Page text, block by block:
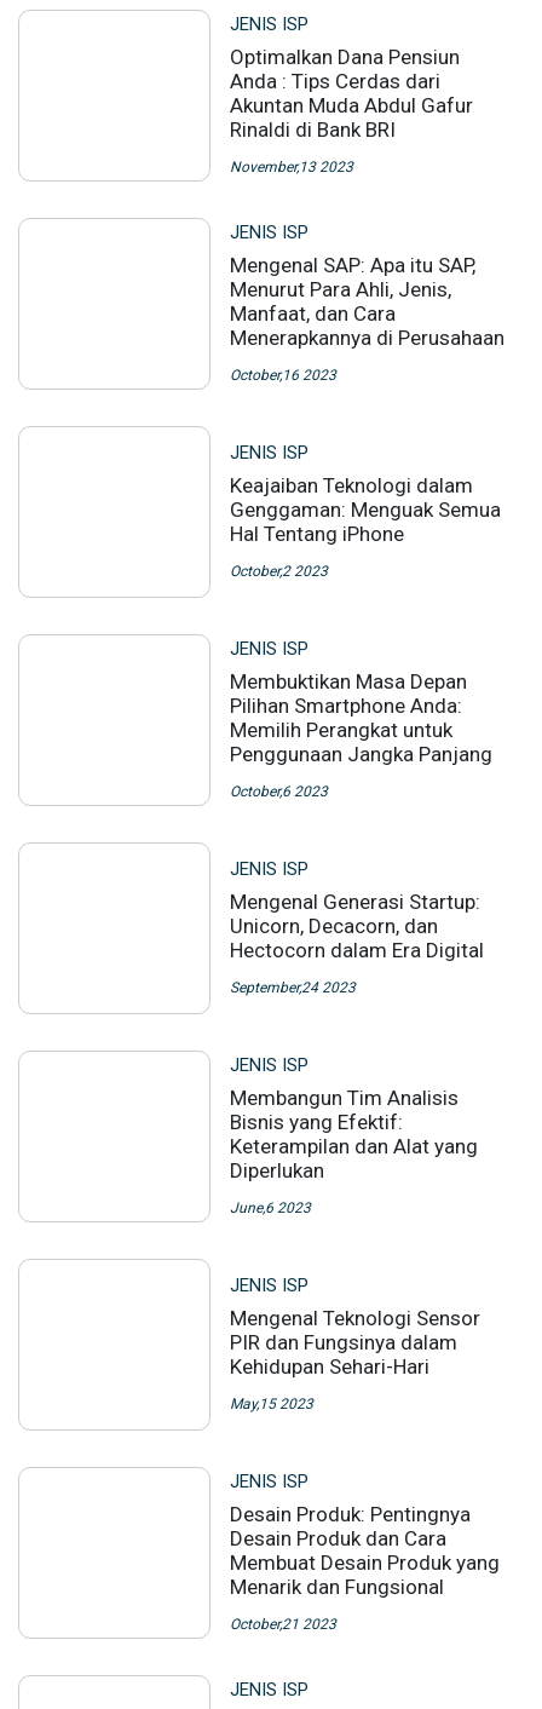
JENIS ISP
Optimalkan Dana Pensiun
Anda : Tips Cerdas dari
Akuntan Muda Abdul Gafur
Rinaldi di Bank BRI
November,13 2023
JENIS ISP
Mengenal SAP: Apa itu SAP,
Menurut Para Ahli, Jenis,
Manfaat, dan Cara
Menerapkannya di Perusahaan
October,16 2023
JENIS ISP
Keajaiban Teknologi dalam
Genggaman: Menguak Semua
Hal Tentang iPhone
October,2 2023
JENIS ISP
Membuktikan Masa Depan
Pilihan Smartphone Anda:
Memilih Perangkat untuk
Penggunaan Jangka Panjang
October,6 2023
JENIS ISP
Mengenal Generasi Startup:
Unicorn, Decacorn, dan
Hectocorn dalam Era Digital
September,24 2023
JENIS ISP
Membangun Tim Analisis
Bisnis yang Efektif:
Keterampilan dan Alat yang
Diperlukan
June,6 2023
JENIS ISP
Mengenal Teknologi Sensor
PIR dan Fungsinya dalam
Kehidupan Sehari-Hari
May,15 2023
JENIS ISP
Desain Produk: Pentingnya
Desain Produk dan Cara
Membuat Desain Produk yang
Menarik dan Fungsional
October,21 2023
JENIS ISP